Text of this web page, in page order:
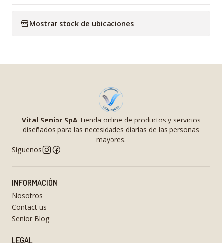
Mostrar stock de ubicaciones
Vital Senior SpATienda online de productos y servicios
diseñados para las necesidades diarias de las personas
mayores.
Síguenos
INFORMACIÓN
Nosotros
Contact us
Senior Blog
LEGAL